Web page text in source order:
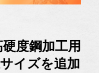
度鋼加工用
イズを追加